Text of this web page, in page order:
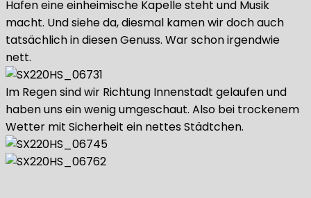
Hafen eine einheimische Kapelle steht und Musik
macht. Und siehe da, diesmal kamen wir doch auch
tatsächlich in diesen Genuss. War schon irgendwie
nett.
Im Regen sind wir Richtung Innenstadt gelaufen und
haben uns ein wenig umgeschaut. Also bei trockenem
Wetter mit Sicherheit ein nettes Städtchen.